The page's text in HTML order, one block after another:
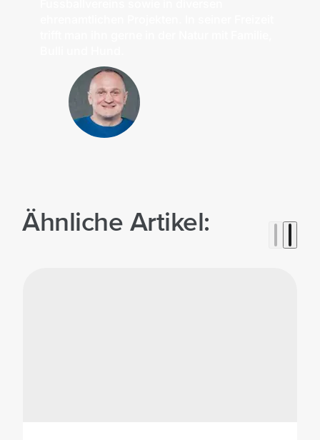
Ähnliche Artikel: